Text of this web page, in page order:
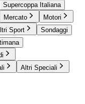
Supercoppa Italiana
Mercato
Motori
Sport
Sondaggi
Altri Speciali